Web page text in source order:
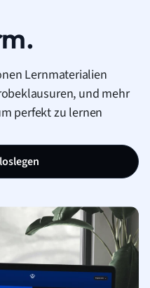
Lernmaterialien
und mehr
perfekt zu lernen